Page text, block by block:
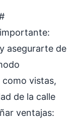
asegurarte de
vistas,
de la calle
ventajas: